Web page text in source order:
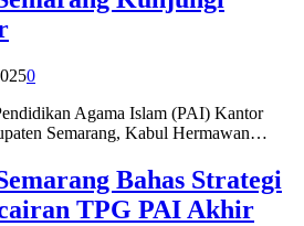
0
Agama Islam (PAI) Kantor
Semarang, Kabul Hermawan…
Bahas Strategi
TPG PAI Akhir